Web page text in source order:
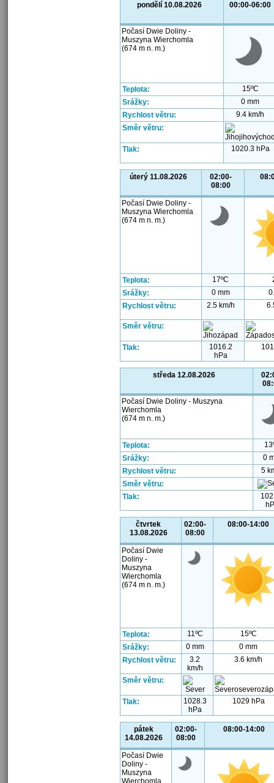
pondělí 10.08.2026 00:00-06:00
Počasí Dwie Doliny -
Muszyna Wierchomla
(674 m n. m.)
Teplota:
15ºC
Srážky:
0 mm
Rychlost větru:
9.4 km/h
Směr větru:
Tlak: 1020.3 hPa
úterý 11.08.2026
02:00-
08:00
Počasí Dwie Doliny -
Muszyna Wierchomla
(674 m n. m.)
Teplota: 17ºC
Srážky:
0 mm
Rychlost větru:
2.5 km/h
Směr větru:
Tlak:
1016.2
hPa
středa 12.08.2026
Počasí Dwie Doliny - Muszyna
Wierchomla
(674 m n. m.)
Teplota:
Srážky:
0
Rychlost větru:
5
Směr větru:
Tlak:
čtvrtek
13.08.2026
02:00-
08:00
08:00-14:00
Počasí Dwie
Doliny -
Muszyna
Wierchomla
(674 m n. m.)
Teplota: 11ºC
15ºC
Srážky:
0 mm
0 mm
Rychlost větru:
3.2
km/h
3.6 km/h
Směr větru:
Tlak:
1028.3
hPa
1029 hPa
pátek
14.08.2026
02:00-
08:00
08:00-14:00
Počasí Dwie
Doliny -
Muszyna
Wierchomla